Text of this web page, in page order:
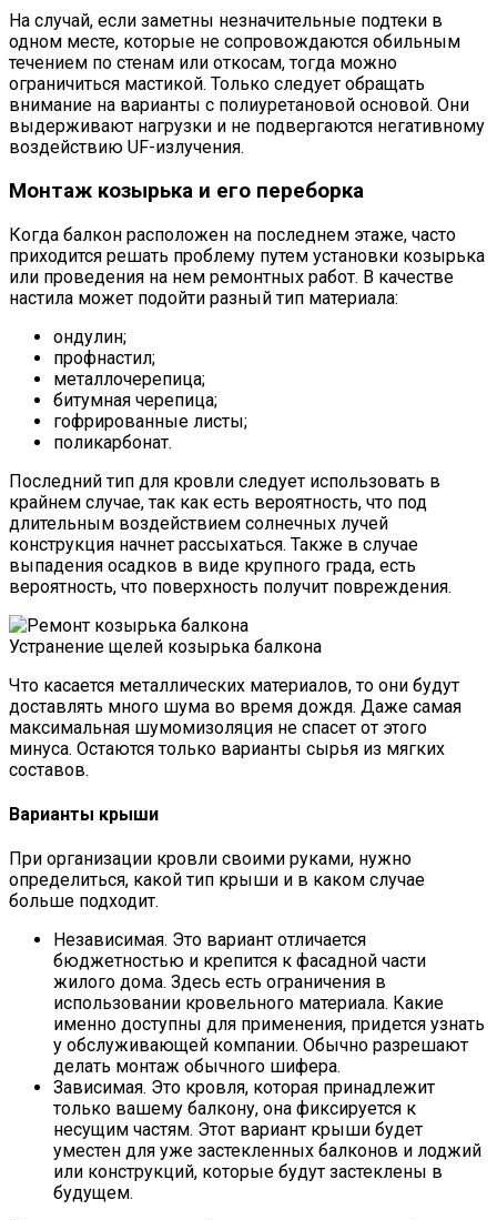
На случай, если заметны незначительные подтеки в
одном месте, которые не сопровождаются обильным
течением по стенам или откосам, тогда можно
ограничиться мастикой. Только следует обращать
внимание на варианты с полиуретановой основой. Они
выдерживают нагрузки и не подвергаются негативному
воздействию UF-излучения.
Монтаж козырька и его переборка
Когда балкон расположен на последнем этаже, часто
приходится решать проблему путем установки козырька
или проведения на нем ремонтных работ. В качестве
настила может подойти разный тип материала:
ондулин;
профнастил;
металлочерепица;
битумная черепица;
гофрированные листы;
поликарбонат.
Последний тип для кровли следует использовать в
крайнем случае, так как есть вероятность, что под
длительным воздействием солнечных лучей
конструкция начнет рассыхаться. Также в случае
выпадения осадков в виде крупного града, есть
вероятность, что поверхность получит повреждения.
Устранение щелей козырька балкона
Что касается металлических материалов, то они будут
доставлять много шума во время дождя. Даже самая
максимальная шумомизоляция не спасет от этого
минуса. Остаются только варианты сырья из мягких
составов.
Варианты крыши
При организации кровли своими руками, нужно
определиться, какой тип крыши и в каком случае
больше подходит.
Независимая. Это вариант отличается
бюджетностью и крепится к фасадной части
жилого дома. Здесь есть ограничения в
использовании кровельного материала. Какие
именно доступны для применения, придется узнать
у обслуживающей компании. Обычно разрешают
делать монтаж обычного шифера.
Зависимая. Это кровля, которая принадлежит
только вашему балкону, она фиксируется к
несущим частям. Этот вариант крыши будет
уместен для уже застекленных балконов и лоджий
или конструкций, которые будут застеклены в
будущем.